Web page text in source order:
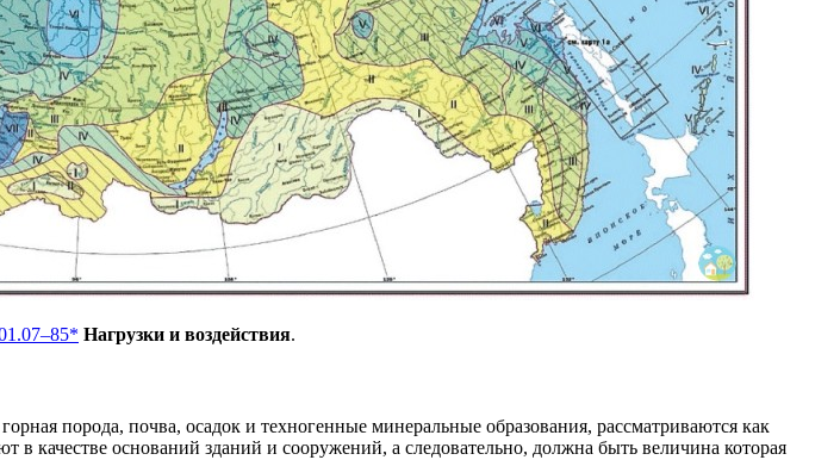
–85* Нагрузки и воздействия.
порода, почва, осадок и техногенные минеральные образования, рассматриваются как
в качестве оснований зданий и сооружений, а следовательно, должна быть величина которая